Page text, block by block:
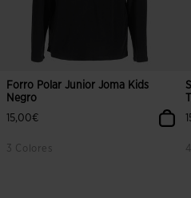
Forro Polar Junior Joma Kids
Negro
15,00€
3 Colores